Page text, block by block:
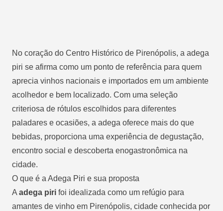
No coração do Centro Histórico de Pirenópolis, a adega
piri se afirma como um ponto de referência para quem
aprecia vinhos nacionais e importados em um ambiente
acolhedor e bem localizado. Com uma seleção
criteriosa de rótulos escolhidos para diferentes
paladares e ocasiões, a adega oferece mais do que
bebidas, proporciona uma experiência de degustação,
encontro social e descoberta enogastronômica na
cidade.
O que é a Adega Piri e sua proposta
A adega piri foi idealizada como um refúgio para
amantes de vinho em Pirenópolis, cidade conhecida por